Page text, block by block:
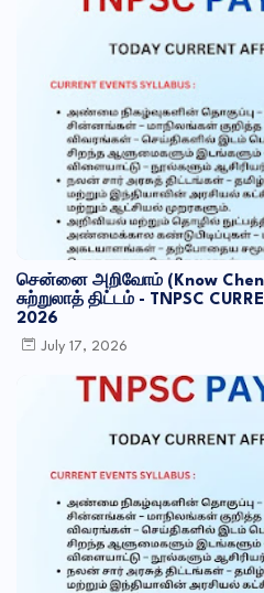
சென்னை அறிவோம் (Know
சுற்றுலாத் திட்டம் - TNPSC
2026
July 17, 2026